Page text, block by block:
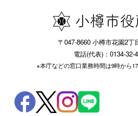
〒047-8660 小樽市花園2丁
電話(代表)：0134-32-
※本庁などの窓口業務時間は9時から17